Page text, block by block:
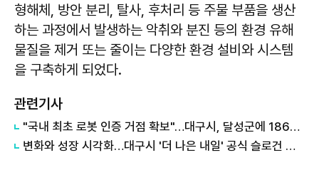
형해체, 방안 분리, 탈사, 후처리 등 주물 부품을 생산
하는 과정에서 발생하는 악취와 분진 등의 환경 유해
물질을 제거 또는 줄이는 다양한 환경 설비와 시스템
을 구축하게 되었다.
관련기사
"국내 최초 로봇 인증 거점 확보"…대구시, 달성군에 186억 투입해 휴머노이드 센터 구축
변화와 성장 시각화…대구시 '더 나은 내일' 공식 슬로건 디자인 공개